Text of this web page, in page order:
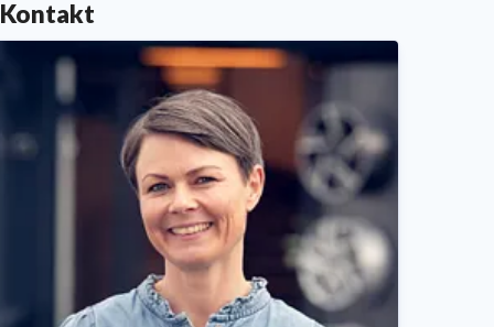
danske bilpark. Mærket har et bredt modelprogram af
elektrificerede bilmodeller, hvilket naturligt medvirker
til, at Kia er et af de bedst sælgende elbil-mærker.
Kontakt